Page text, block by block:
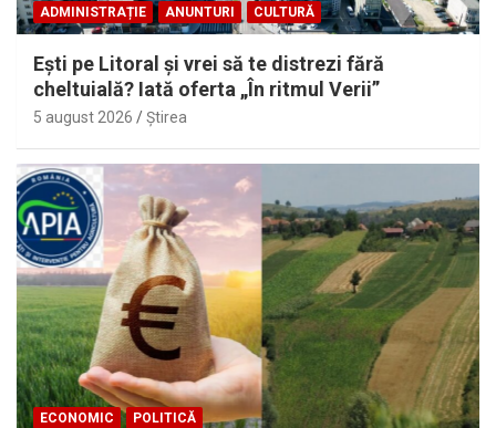
ADMINISTRAȚIE ANUNTURI CULTURĂ
Eşti pe Litoral şi vrei să te distrezi fără
cheltuială? Iată oferta „În ritmul Verii”
5 august 2026 Ştirea
ECONOMIC POLITICĂ